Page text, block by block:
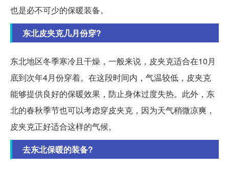
也是必不可少的保暖装备。
东北皮夹克几月份穿?
东北地区冬季寒冷且干燥，一般来说，皮夹克适合在10月
底到次年4月份穿着。在这段时间内，气温较低，皮夹克
能够提供良好的保暖效果，防止身体过度失热。此外，东
北的春秋季节也可以考虑穿皮夹克，因为天气稍微凉爽，
皮夹克正好适合这样的气候。
去东北保暖的装备?